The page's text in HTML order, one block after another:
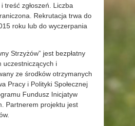
treść zgłoszeń. Liczba
Rekrutacja trwa do
roku lub do wyczerpania
Strzyżów” jest bezpłatny
uczestniczących i
ze środków otrzymanych
Pracy i Polityki Społecznej
Fundusz Inicjatyw
Partnerem projektu jest